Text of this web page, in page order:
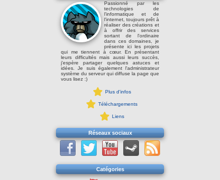
Passionné par les
technologies de
l'informatique et de
l'internet, toujours prêt à
réaliser des créations et
à offrir des services
sortant de l'ordinaire
dans ces domaines, je
présente ici les projets
qui me tiennent à cœur. En présentant
leurs difficultés mais aussi leurs succès,
j'espère partager quelques astuces et
idées. Je suis également l'administrateur
système du serveur qui diffuse la page que
vous lisez :)
Plus d'infos
Téléchargements
Liens
Réseaux sociaux
Catégories